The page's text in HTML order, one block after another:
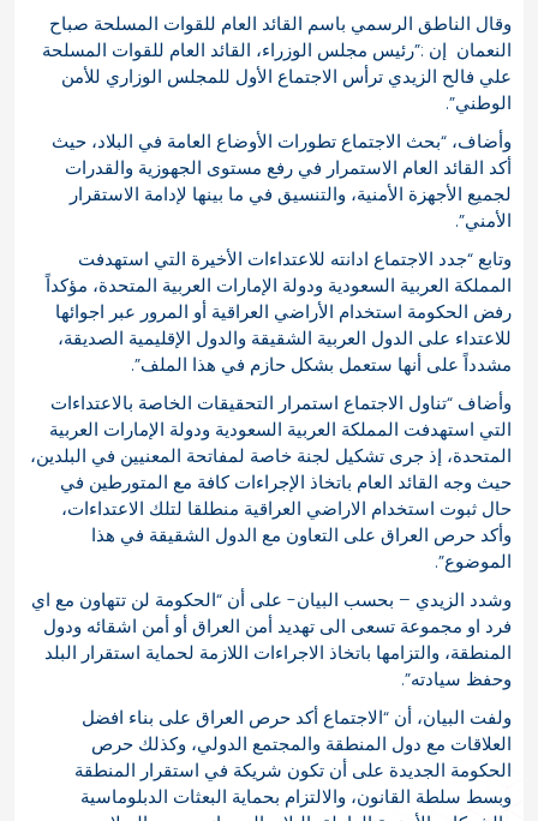
وقال الناطق الرسمي باسم القائد العام للقوات المسلحة صباح
النعمان إن :”رئيس مجلس الوزراء، القائد العام للقوات المسلحة
علي فالح الزيدي ترأس الاجتماع الأول للمجلس الوزاري للأمن
الوطني”.
وأضاف، “بحث الاجتماع تطورات الأوضاع العامة في البلاد، حيث
أكد القائد العام الاستمرار في رفع مستوى الجهوزية والقدرات
لجميع الأجهزة الأمنية، والتنسيق في ما بينها لإدامة الاستقرار
اﻷمني”.
وتابع “جدد الاجتماع ادانته للاعتداءات الأخيرة التي استهدفت
المملكة العربية السعودية ودولة اﻹمارات العربية المتحدة، مؤكداً
رفض الحكومة استخدام الأراضي العراقية أو المرور عبر اجوائها
للاعتداء على الدول العربية الشقيقة والدول الإقليمية الصديقة،
مشدداً على أنها ستعمل بشكل حازم في هذا الملف”.
وأضاف “تناول الاجتماع استمرار التحقيقات الخاصة بالاعتداءات
التي استهدفت المملكة العربية السعودية ودولة الإمارات العربية
المتحدة، إذ جرى تشكيل لجنة خاصة لمفاتحة المعنيين في البلدين،
حيث وجه القائد العام باتخاذ اﻹجراءات كافة مع المتورطين في
حال ثبوت استخدام الاراضي العراقية منطلقا لتلك الاعتداءات،
وأكد حرص العراق على التعاون مع الدول الشقيقة في هذا
الموضوع”.
وشدد الزيدي – بحسب البيان- على أن “الحكومة لن تتهاون مع اي
فرد او مجموعة تسعى الى تهديد أمن العراق أو أمن اشقائه ودول
المنطقة، والتزامها باتخاذ الاجراءات اللازمة لحماية استقرار البلد
وحفظ سيادته”.
ولفت البيان، أن “الاجتماع أكد حرص العراق على بناء افضل
العلاقات مع دول المنطقة والمجتمع الدولي، وكذلك حرص
الحكومة الجديدة على أن تكون شريكة في استقرار المنطقة
وبسط سلطة القانون، والالتزام بحماية البعثات الدبلوماسية